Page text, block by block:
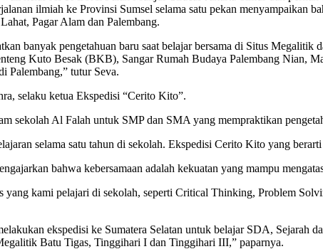
ilmiah ke Provinsi Sumsel selama satu pekan menyampaikan
Pagar Alam dan Palembang.
banyak pengetahuan baru saat belajar bersama di Situs
Kuto Besak (BKB), Sangar Rumah Budaya Palembang Nian,
Palembang,” tutur Seva.
selaku ketua Ekspedisi “Cerito Kito”.
sekolah Al Falah untuk SMP dan SMA yang mempraktikan
selama satu tahun di sekolah. Ekspedisi Cerito Kito yang
bahwa kebersamaan adalah kekuatan yang mampu
yang kami pelajari di sekolah, seperti Critical Thinking, Problem
ekspedisi ke Sumatera Selatan untuk belajar SDA, Sejarah
Batu Tigas, Tinggihari I dan Tinggihari III,” paparnya.